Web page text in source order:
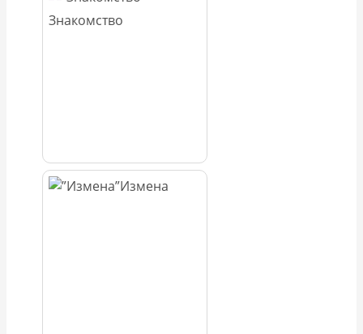
Знакомство
Измена